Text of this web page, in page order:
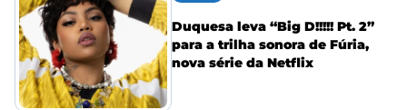
Duquesa leva “Big D!!!!! Pt. 2”
para a trilha sonora de Fúria,
nova série da Netflix